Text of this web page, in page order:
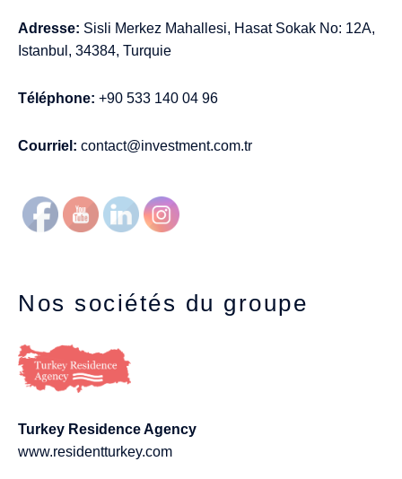
Adresse: Sisli Merkez Mahallesi, Hasat Sokak No: 12A,
Istanbul, 34384, Turquie
Téléphone: +90 533 140 04 96
Courriel: contact@investment.com.tr
Nos sociétés du groupe
Turkey Residence Agency
www.residentturkey.com